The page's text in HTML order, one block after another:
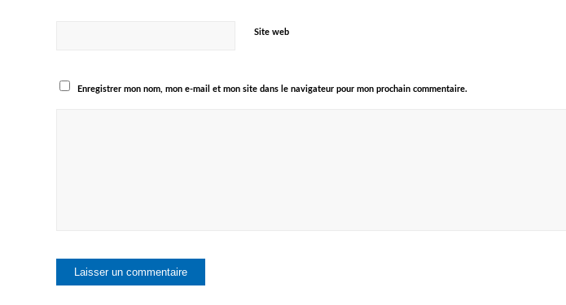
Site web
Enregistrer mon nom, mon e-mail et mon site dans le navigateur pour mon prochain commentaire.